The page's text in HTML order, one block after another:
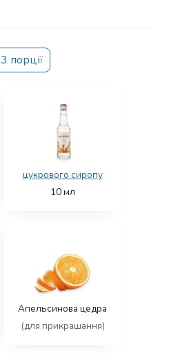
3 порції
цукрового сиропу
10мл
Апельсинова цедра
(для прикрашання)